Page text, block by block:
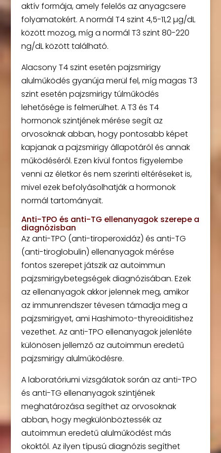
aktív formája, amely felelős az anyagcsere
folyamatokért. A normál T4 szint 4,5-11,2 µg/dL
között mozog, míg a normál T3 szint 80-220
ng/dL között található.
Alacsony T4 szint esetén pajzsmirigy
alulműködés gyanúja merül fel, míg magas T3
szint esetén pajzsmirigy túlműködés
lehetősége is felmerülhet. A T3 és T4
hormonok szintjének mérése segít az
orvosoknak abban, hogy pontosabb képet
kapjanak a pajzsmirigy állapotáról és annak
működéséről. Ezen kívül fontos figyelembe
venni az életkor és nem szerinti eltéréseket is,
mivel ezek befolyásolhatják a hormonok
normál tartományait.
Anti-TPO és anti-TG ellenanyagok szerepe a
diagnózisban
Az anti-TPO (anti-tiroperoxidáz) és anti-TG
(anti-tiroglobulin) ellenanyagok mérése
fontos szerepet játszik az autoimmun
pajzsmirigybetegségek diagnózisában. Ezek
az ellenanyagok akkor jelennek meg, amikor
az immunrendszer tévesen támadja meg a
pajzsmirigyet, ami Hashimoto-thyreoiditishez
vezethet. Az anti-TPO ellenanyagok jelenléte
különösen jellemző az autoimmun eredetű
pajzsmirigy alulműködésre.
A laboratóriumi vizsgálatok során az anti-TPO
és anti-TG ellenanyagok szintjének
meghatározása segíthet az orvosoknak
abban, hogy megkülönböztessék az
autoimmun eredetű alulműködést más
okoktól. Az ilyen típusú diagnózis segíthet